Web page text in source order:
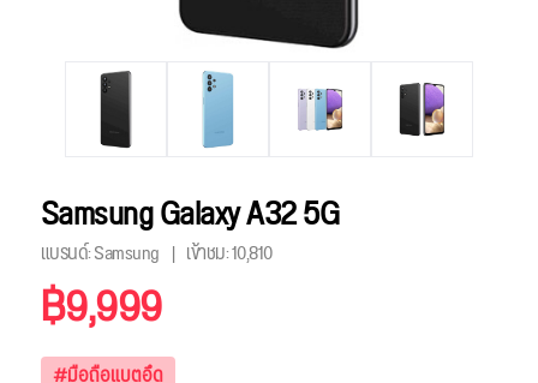
Samsung Galaxy A32 5G
แบรนด์: Samsung เข้าชม:10,810
฿9,999